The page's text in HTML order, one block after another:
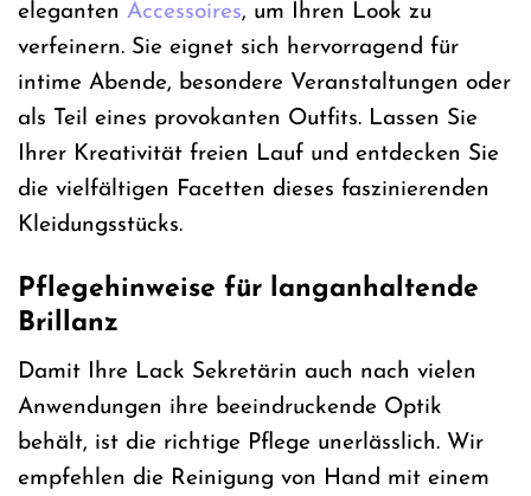
eleganten Accessoires, um Ihren Look zu
verfeinern. Sie eignet sich hervorragend für
intime Abende, besondere Veranstaltungen oder
als Teil eines provokanten Outfits. Lassen Sie
Ihrer Kreativität freien Lauf und entdecken Sie
die vielfältigen Facetten dieses faszinierenden
Kleidungsstücks.
Pflegehinweise für langanhaltende
Brillanz
Damit Ihre Lack Sekretärin auch nach vielen
Anwendungen ihre beeindruckende Optik
behält, ist die richtige Pflege unerlässlich. Wir
empfehlen die Reinigung von Hand mit einem